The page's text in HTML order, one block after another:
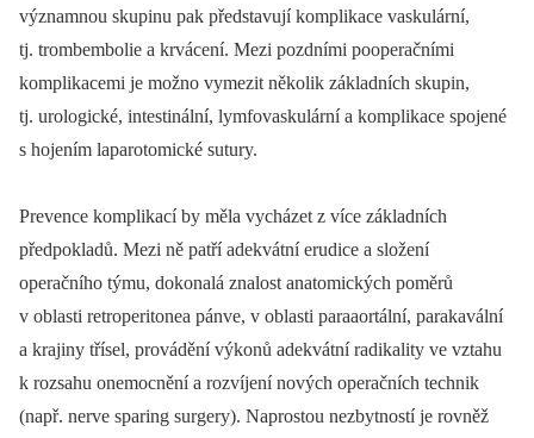
významnou skupinu pak představují komplikace vaskulární,
tj. trombembolie a krvácení. Mezi pozdními pooperačními
komplikacemi je možno vymezit několik základních skupin,
tj. urologické, intestinální, lymfovaskulární a komplikace spojené
s hojením laparotomické sutury.
Prevence komplikací by měla vycházet z více základních
předpokladů. Mezi ně patří adekvátní erudice a složení
operačního týmu, dokonalá znalost anatomických poměrů
v oblasti retroperitonea pánve, v oblasti paraaortální, parakavální
a krajiny třísel, provádění výkonů adekvátní radikality ve vztahu
k rozsahu onemocnění a rozvíjení nových operačních technik
(např. nerve sparing surgery). Naprostou nezbytností je rovněž